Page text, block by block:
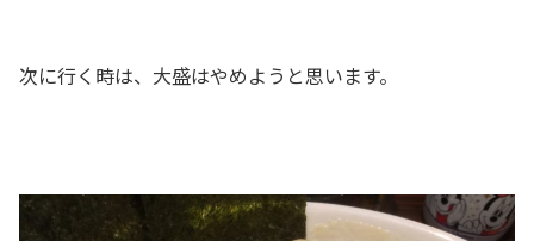
次に行く時は、大盛はやめようと思います。